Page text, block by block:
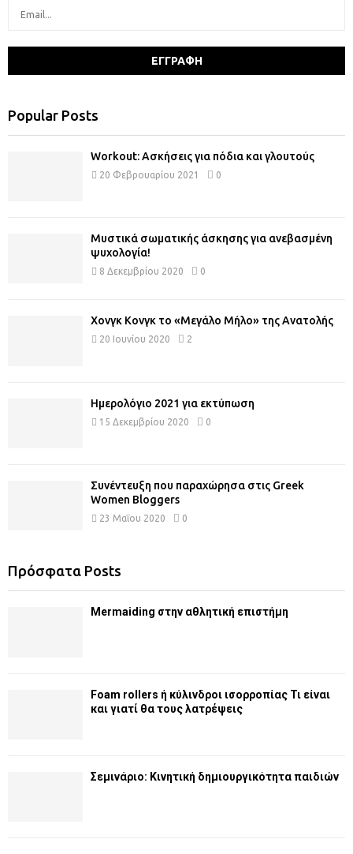
Popular Posts
Workout: Ασκήσεις για πόδια και γλουτούς
20 Φεβρουαρίου 2021 0
Μυστικά σωματικής άσκησης για ανεβασμένη
ψυχολογία!
8 Δεκεμβρίου 2020 0
Χονγκ Κονγκ το «Μεγάλο Μήλο» της Ανατολής
20 Ιουνίου 2020 2
Ημερολόγιο 2021 για εκτύπωση
15 Δεκεμβρίου 2020 0
Συνέντευξη που παραχώρησα στις Greek
Women Bloggers
23 Μαΐου 2020 0
Πρόσφατα Posts
Mermaiding στην αθλητική επιστήμη
Foam rollers ή κύλινδροι ισορροπίας Τι είναι
και γιατί θα τους λατρέψεις
Σεμινάριο: Κινητική δημιουργικότητα παιδιών